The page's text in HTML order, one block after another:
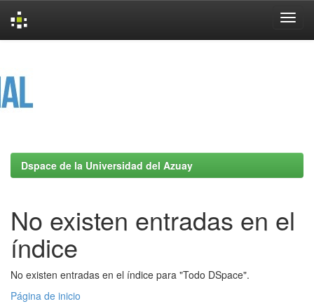
Dspace de la Universidad del Azuay
No existen entradas en el
índice
No existen entradas en el índice para "Todo DSpace".
Página de inicio